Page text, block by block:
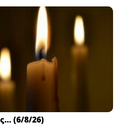
(6/8/26)